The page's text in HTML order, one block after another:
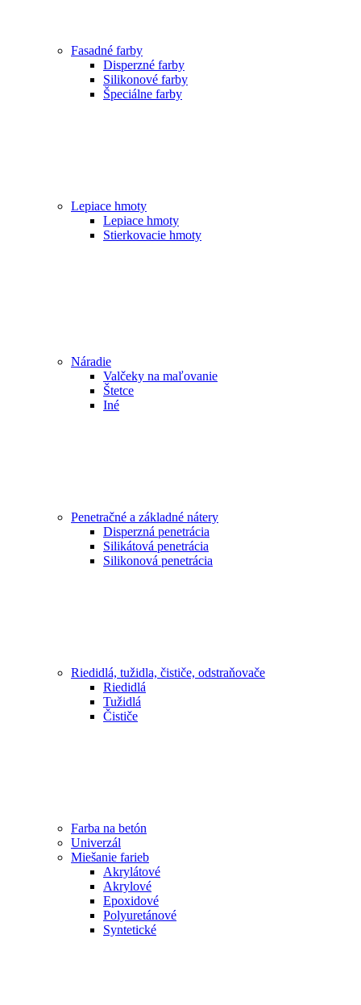
Fasadné farby
Disperzné farby
Silikonové farby
Špeciálne farby
Lepiace hmoty
Lepiace hmoty
Stierkovacie hmoty
Náradie
Valčeky na maľovanie
Štetce
Iné
Penetračné a základné nátery
Disperzná penetrácia
Silikátová penetrácia
Silikonová penetrácia
Riedidlá, tužidla, čističe, odstraňovače
Riedidlá
Tužidlá
Čističe
Farba na betón
Univerzál
Miešanie farieb
Akrylátové
Akrylové
Epoxidové
Polyuretánové
Syntetické